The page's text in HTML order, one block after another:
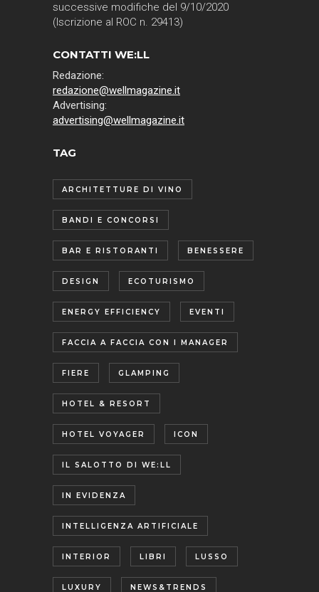
successive modifiche del 9/10/2020
(Iscrizione al ROC n. 29413)
CONTATTI WE:LL
Redazione:
redazione@wellmagazine.it
Advertising:
advertising@wellmagazine.it
TAG
ARCHITETTURE DI VINO
BANDI E CONCORSI
BAR E RISTORANTI BENESSERE
DESIGN ECOTURISMO
ENERGY EFFICIENCY EVENTI
FACCIA A FACCIA CON I MANAGER
FIERE GLAMPING
HOTEL & RESORT
HOTEL VOYAGER ICON
IL SALOTTO DI WE:LL
IN EVIDENZA
INTELLIGENZA ARTIFICIALE
INTERIOR LIBRI LUSSO
LUXURY NEWS&TRENDS